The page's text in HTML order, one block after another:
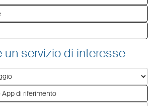
un servizio di interesse